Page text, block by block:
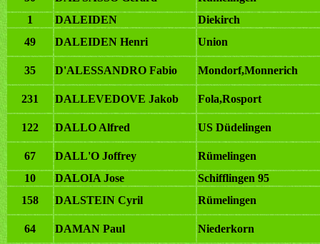
1
DALEIDEN
Diekirch
49
DALEIDEN Henri Union
35 D'ALESSANDRO Fabio Mondorf,Monnerich
231 DALLEVEDOVE Jakob Fola,Rosport
122 DALLO Alfred US Düdelingen
67 DALL'O Joffrey
Rümelingen
10
DALOIA Jose
Schifflingen 95
158
DALSTEIN Cyril Rümelingen
64 DAMAN Paul
Niederkorn